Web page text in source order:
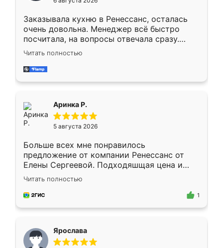
мебели буду заказывать только здесь.
Заказывала кухню в Ренессанс, осталась
очень довольна. Менеджер всё быстро
посчитала, на вопросы отвечала сразу.
Замерщик приехал в субботу, подошёл к
делу со всей ответственностью. Собрали
за день, ребята работали аккуратно, даже
Читать полностью
Аринка Р.
5 августа 2026
Больше всех мне понравилось
предложение от компании Ренессанс от
Елены Сергеевой. Подходяшщая цена и
короткие сроки изготовления. Приехавший
для замера сотрудник Владислав
предложил по моему эскизу самый
Читать полностью
1
Ярослава